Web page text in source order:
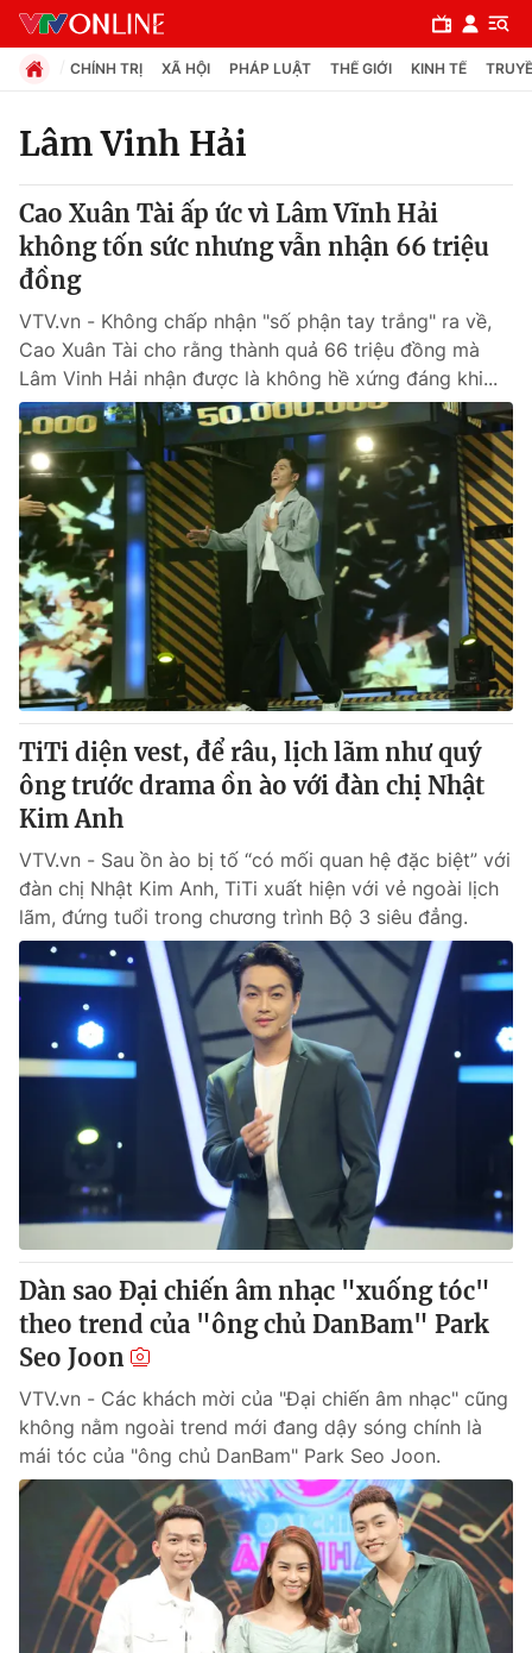
Chuyên mục
Chính trị
Pháp luật
Y tế
Thế giới
Tin tức
Thế giới đó đây
Câu chuyện quốc tế
Kinh tế
Tài chính
Thị trường
Góc doanh nghiệp
Dữ liệu và đời sống
Truyền hình
Phim VTV
Hậu trường
Nhân vật
Khán giả
Giải sao mai
Giải trí
Âm nhạc
Sao
Đời sống
Du lịch
Làm đẹp
Chất lượng cuộc sống
Giáo dục
Tuyển sinh
Học trực tuyến
Công nghệ
Hitech Công nghệ tương lai
Thị trường
Giao lưu trực tuyến
Lịch phát sóng
Chuyên mục khác
Emagazine Podcast
Photo Infographic
Video Shorts video
VTV Money VTV Thể thao
VTV Sức khoẻ Bất động sản
Thị trường 24h Tấm lòng Việt
CHÍNH TRỊ XÃ HỘI PHÁP LUẬT THẾ GIỚI KINH TẾ
Lâm Vinh Hải
Cao Xuân Tài ấp ức vì Lâm Vĩnh Hải
không tốn sức nhưng vẫn nhận 66 triệu
đồng
VTV.vn - Không chấp nhận "số phận tay trắng" ra về,
Cao Xuân Tài cho rằng thành quả 66 triệu đồng mà
Lâm Vinh Hải nhận được là không hề xứng đáng khi...
TiTi diện vest, để râu, lịch lãm như quý
ông trước drama ồn ào với đàn chị Nhật
Kim Anh
VTV.vn - Sau ồn ào bị tố “có mối quan hệ đặc biệt” với
đàn chị Nhật Kim Anh, TiTi xuất hiện với vẻ ngoài lịch
lãm, đứng tuổi trong chương trình Bộ 3 siêu đẳng.
Dàn sao Đại chiến âm nhạc "xuống tóc"
theo trend của "ông chủ DanBam" Park
Seo Joon
VTV.vn - Các khách mời của "Đại chiến âm nhạc" cũng
không nằm ngoài trend mới đang dậy sóng chính là
mái tóc của "ông chủ DanBam" Park Seo Joon.